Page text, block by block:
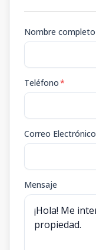
Nombre completo
Teléfono*
Correo Electrónico
Mensaje